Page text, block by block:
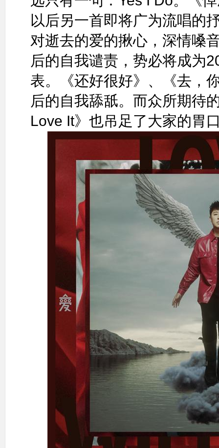
以后另一首即将广为流唱的
对逝去的爱的揪心，深情嗓
后的自我谴责，势必将成为
表。《还好很好》、《去，
后的自我舔舐。而众所期待
Love It》也吊足了大家的胃